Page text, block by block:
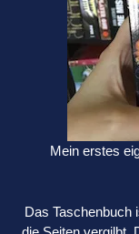
Mein erstes
Das Taschenbuch